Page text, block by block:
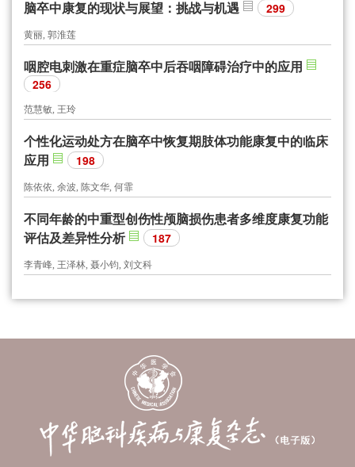
脑卒中康复的现状与展望：挑战与机遇 299
黄丽, 郭淮莲
咽腔电刺激在重症脑卒中后吞咽障碍治疗中的应用
256
范慧敏, 王玲
个性化运动处方在脑卒中恢复期肢体功能康复中的临床
应用
198
陈依依, 余波, 陈文华, 何霏
不同年龄的中重型创伤性颅脑损伤患者多维度康复功能
评估及差异性分析
187
李青峰, 王泽林, 聂小钧, 刘文科